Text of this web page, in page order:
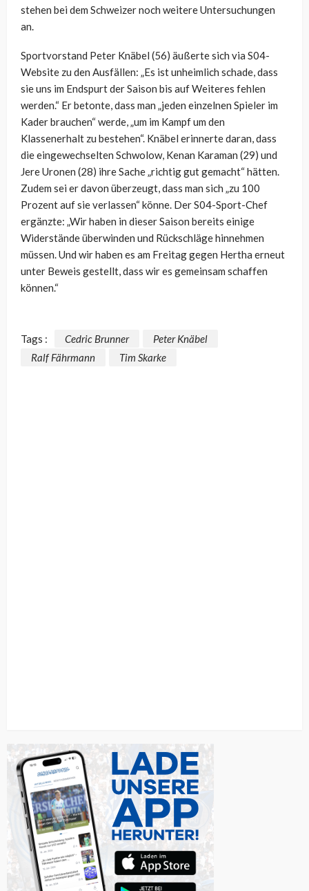
stehen bei dem Schweizer noch weitere Untersuchungen
an.
Sportvorstand Peter Knäbel (56) äußerte sich via S04-
Website zu den Ausfällen: „Es ist unheimlich schade, dass
sie uns im Endspurt der Saison bis auf Weiteres fehlen
werden.“ Er betonte, dass man „jeden einzelnen Spieler im
Kader brauchen“ werde, „um im Kampf um den
Klassenerhalt zu bestehen“. Knäbel erinnerte daran, dass
die eingewechselten Schwolow, Kenan Karaman (29) und
Jere Uronen (28) ihre Sache „richtig gut gemacht“ hätten.
Zudem sei er davon überzeugt, dass man sich „zu 100
Prozent auf sie verlassen“ könne. Der S04-Sport-Chef
ergänzte: „Wir haben in dieser Saison bereits einige
Widerstände überwinden und Rückschläge hinnehmen
müssen. Und wir haben es am Freitag gegen Hertha erneut
unter Beweis gestellt, dass wir es gemeinsam schaffen
können.“
Tags : Cedric Brunner
Peter Knäbel
Ralf Fährmann
Tim Skarke